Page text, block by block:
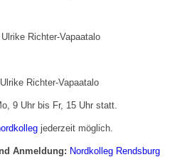
Richter-Vapaatalo
Richter-Vapaatalo
9 Uhr bis Fr, 15 Uhr statt.
jederzeit möglich.
Anmeldung: Nordkolleg Rendsburg